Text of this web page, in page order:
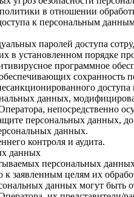
в отношении
к персональным
паролей доступа
в установленном порядке
программное
данных,
непосредственно
персональных данных,
данных.
контроля и аудита.
данных
персональных
заявленным целям их
данных могут быть